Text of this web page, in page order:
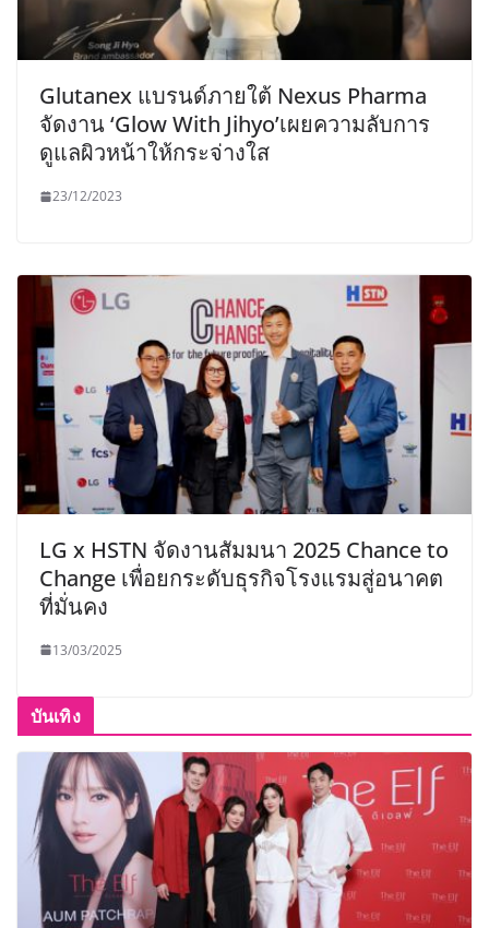
Glutanex แบรนด์ภายใต้ Nexus Pharma
จัดงาน ‘Glow With Jihyo’เผยความลับการ
ดูแลผิวหน้าให้กระจ่างใส
23/12/2023
LG x HSTN จัดงานสัมมนา 2025 Chance to
Change เพื่อยกระดับธุรกิจโรงแรมสู่อนาคต
ที่มั่นคง
13/03/2025
บันเทิง